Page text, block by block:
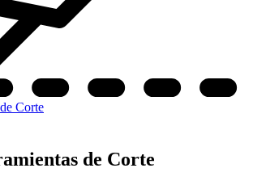
Corte
de Corte